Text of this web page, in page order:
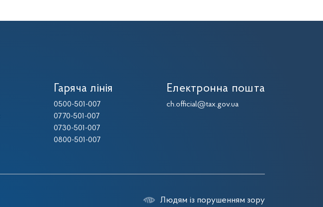
Гаряча лінія
0500-501-007
0770-501-007
0730-501-007
0800-501-007
Електронна пошта
ch.official@tax.gov.ua
Людям із порушенням зору